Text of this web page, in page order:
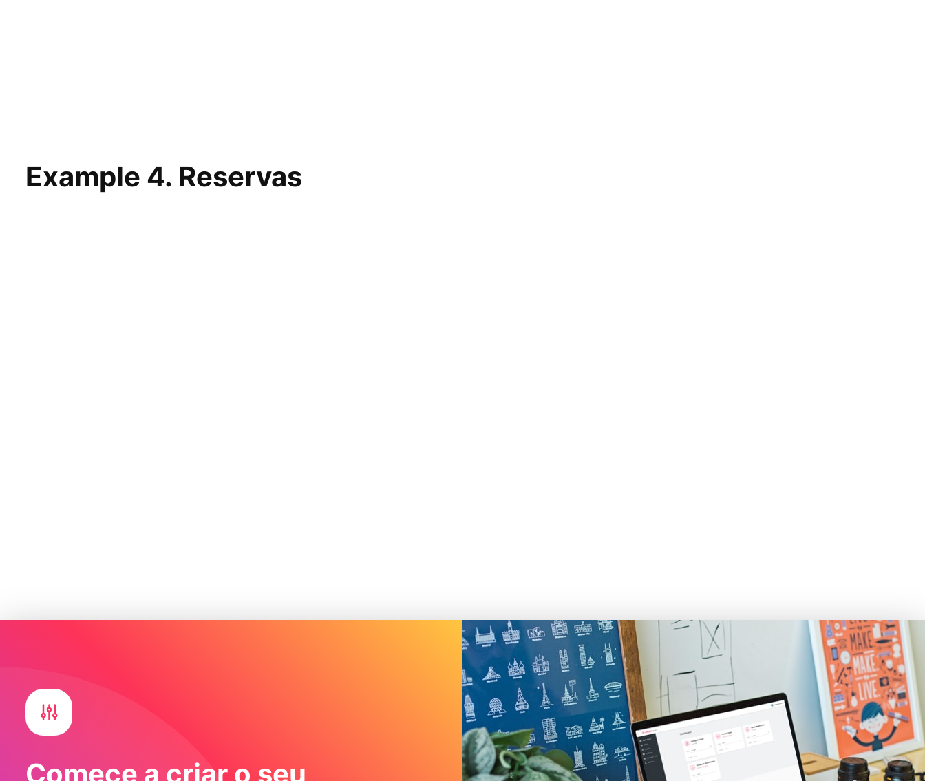
Example 4. Reservas
Comece a criar o seu